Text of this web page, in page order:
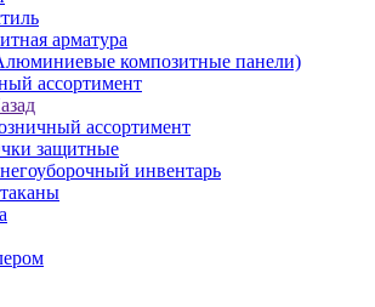
арматура
композитные панели)
ассортимент
ассортимент
защитные
инвентарь